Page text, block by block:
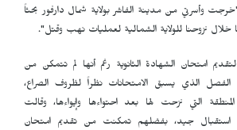
وأسرتي من مدينة الفاشر بولاية شمال دارفور بحثاً
خلال نزوحنا للولاية الشمالية لعمليات نهب وقتل".
امتحان الشهادة الثانوية رغم أنها لم تتمكن من
الفصل الذي يسبق الامتحانات نظراً لظروف الصراع،
التي نزحت لها بعد احتواءها وإيواءها، وقالت
استقبال جيد، بفضلهم تمكنت من تقديم امتحان